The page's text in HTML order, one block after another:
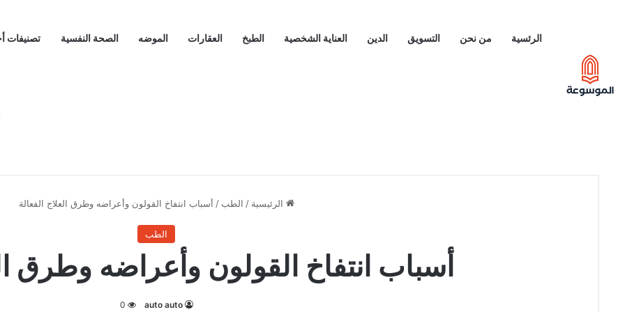
الرئسية من نحن التسويق الدين العناية الشخصية الطبخ العقارات الموضه الصحة النفسية تصنيفات
الرئيسية / الطب / أسباب انتفاخ القولون وأعراضه وطرق العلاج الفعالة
الطب
أسباب انتفاخ القولون وأعراضه وطرق
auto auto
0